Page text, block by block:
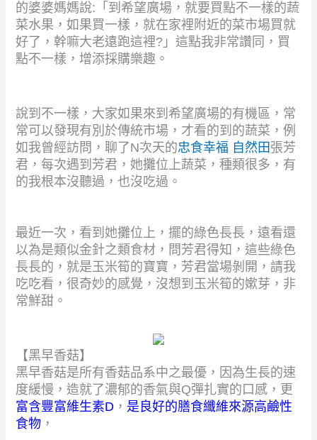
的婆婆媽媽說:「到希望廣場，就要買點不一樣的蔬
菜水果，如果買一樣，就在家裡附近的菜市場買就
好了，幹嘛大老遠跑這裡?」這點我非常讚同，買
點不一樣，增添採購樂趣。
說到不一樣，大家如果來到希望廣場的有機區，常
常可以發現有別於傳統市場， 才看的到的蔬菜，例
如我曾經訪問，聊了N次天的忠食幸福 自然田 張芳
君，每次遇到芳君，她攤位上蔬菜，種類很多，有
的我根本沒聽過，也沒吃過。
最近一次，看到她攤位上，擺的綠色長長，遠看還
以為是類似金針之類食材， 問芳君得知，這些綠色
長長的，就是玉米筍的寶寶，芳君當場剝開，請我
吃吃看，很奇妙的感覺，沒想到玉米筍的嫰芽，非
常鮮甜。
【黑早香菇】
黑早香菇是所有香菇品系中之最優，因為生長的速
度緩慢，造就了濃郁的香氣與Q彈扎實的口感，更
富含豐富維生素D ， 是良好的膳食纖維來源高鹼性
食物 ，